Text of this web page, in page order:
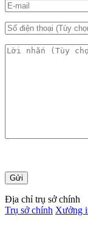
Địa chỉ trụ sở chính
Trụ sở chính Xưởng